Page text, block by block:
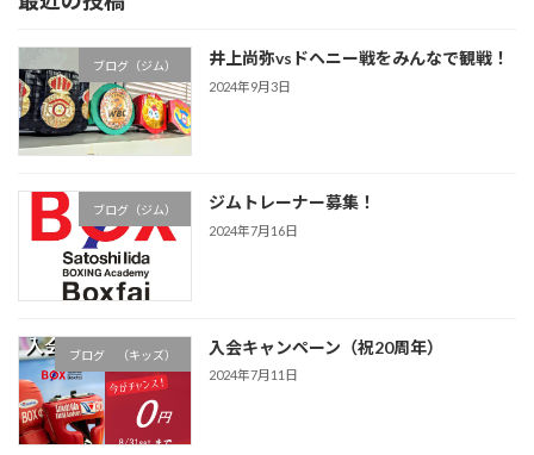
ブログ（ジム） 井上尚弥vsドヘニー戦をみんなで観戦！
2024年9月3日
ブログ（ジム） ジムトレーナー募集！
2024年7月16日
ブログ （キッズ） 入会キャンペーン（祝20周年）
2024年7月11日